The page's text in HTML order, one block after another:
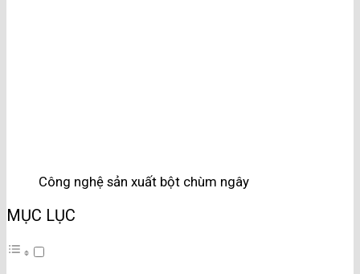
Công nghệ sản xuất bột chùm ngây
MỤC LỤC